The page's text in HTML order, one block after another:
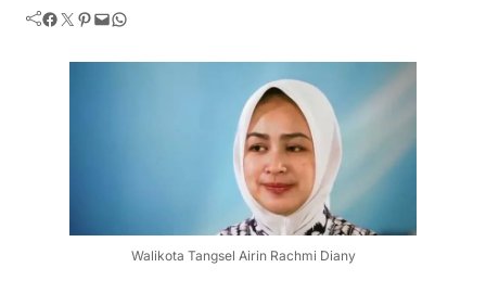
Facebook Twitter Pinterest Mail WhatsApp
Walikota Tangsel Airin Rachmi Diany